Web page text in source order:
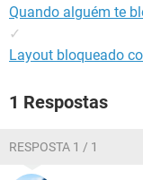
Quando alguém te
✓
Layout bloqueado
1 Respostas
RESPOSTA 1 / 1